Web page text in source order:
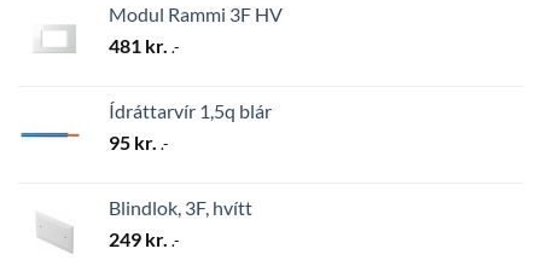
Modul Rammi 3F HV
481 kr. .-
Ídráttarvír 1,5q blár
95 kr. .-
Blindlok, 3F, hvítt
249 kr. .-